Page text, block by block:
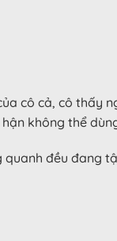
cô cả, cô thấy
không thể
đều đang